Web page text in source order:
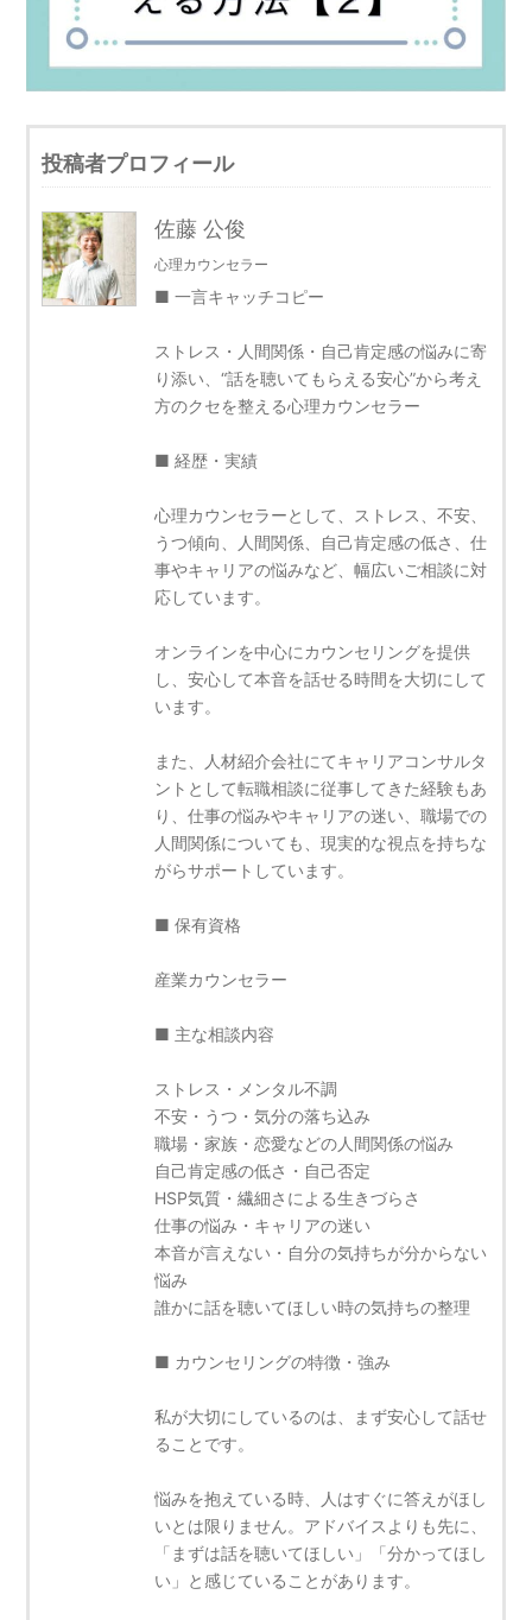
投稿者プロフィール
佐藤 公俊
心理カウンセラー
■ 一言キャッチコピー
ストレス・人間関係・自己肯定感の悩みに寄
り添い、“話を聴いてもらえる安心”から考え
方のクセを整える心理カウンセラー
■ 経歴・実績
心理カウンセラーとして、ストレス、不安、
うつ傾向、人間関係、自己肯定感の低さ、仕
事やキャリアの悩みなど、幅広いご相談に対
応しています。
オンラインを中心にカウンセリングを提供
し、安心して本音を話せる時間を大切にして
います。
また、人材紹介会社にてキャリアコンサルタ
ントとして転職相談に従事してきた経験もあ
り、仕事の悩みやキャリアの迷い、職場での
人間関係についても、現実的な視点を持ちな
がらサポートしています。
■ 保有資格
産業カウンセラー
■ 主な相談内容
ストレス・メンタル不調
不安・うつ・気分の落ち込み
職場・家族・恋愛などの人間関係の悩み
自己肯定感の低さ・自己否定
HSP気質・繊細さによる生きづらさ
仕事の悩み・キャリアの迷い
本音が言えない・自分の気持ちが分からない
悩み
誰かに話を聴いてほしい時の気持ちの整理
■ カウンセリングの特徴・強み
私が大切にしているのは、まず安心して話せ
ることです。
悩みを抱えている時、人はすぐに答えがほし
いとは限りません。アドバイスよりも先に、
「まずは話を聴いてほしい」「分かってほし
い」と感じていることがあります。